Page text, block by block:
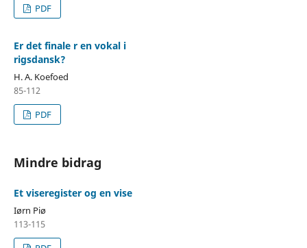
PDF
Er det finale r en vokal i
rigsdansk?
H. A. Koefoed
85-112
PDF
Mindre bidrag
Et viseregister og en vise
Iørn Piø
113-115